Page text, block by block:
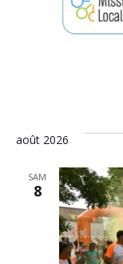
août 2026
SAM
8